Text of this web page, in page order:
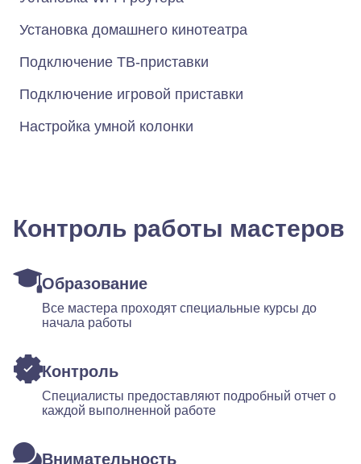
Установка домашнего кинотеатра
Подключение ТВ-приставки
Подключение игровой приставки
Настройка умной колонки
Контроль работы мастеров
Образование
Все мастера проходят специальные курсы до
начала работы
Контроль
Специалисты предоставляют подробный отчет о
каждой выполненной работе
Внимательность